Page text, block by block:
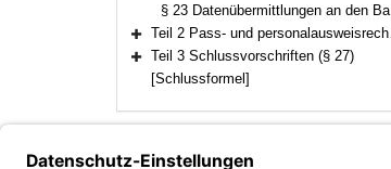
§ 23 Datenübermittlungen an den Bayerischen Rundfunk
Bereich erweitern
Teil 2 Pass- und personalausweisrechtliche Regelungen (§§ 24–26)
Bereich erweitern
Teil 3 Schlussvorschriften (§ 27)
[Schlussformel]